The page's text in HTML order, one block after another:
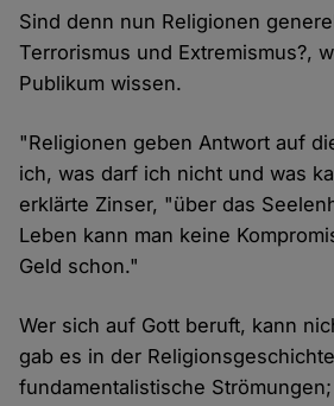
Sind denn nun Religionen
Terrorismus und Extremismus?,
Publikum wissen.
"Religionen geben Antwort auf
ich, was darf ich nicht und was
erklärte Zinser, "über das
Leben kann man keine
Geld schon."
Wer sich auf Gott beruft, kann
gab es in der
fundamentalistische